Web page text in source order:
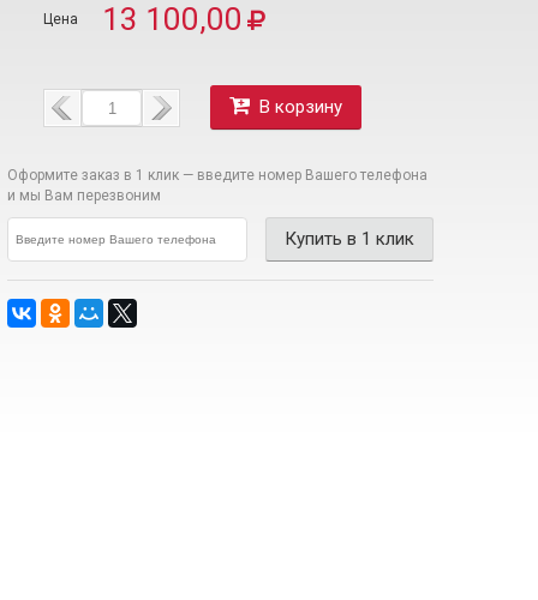
13 100,00
В корзину
Оформите заказ в 1 клик — введите номер Вашего телефона
и мы Вам перезвоним